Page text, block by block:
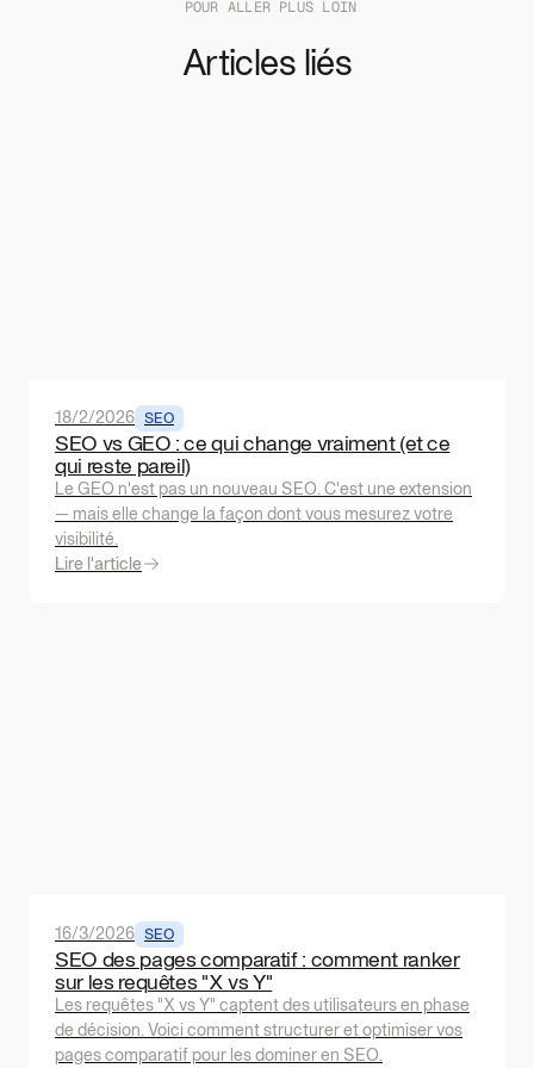
POUR ALLER PLUS LOIN
Articles liés
18/2/2026 SEO
SEO vs GEO : ce qui change vraiment (et ce
qui reste pareil)
Le GEO n'est pas un nouveau SEO. C'est une extension
— mais elle change la façon dont vous mesurez votre
visibilité.
Lire l'article
16/3/2026 SEO
SEO des pages comparatif : comment ranker
sur les requêtes "X vs Y"
Les requêtes "X vs Y" captent des utilisateurs en phase
de décision. Voici comment structurer et optimiser vos
pages comparatif pour les dominer en SEO.